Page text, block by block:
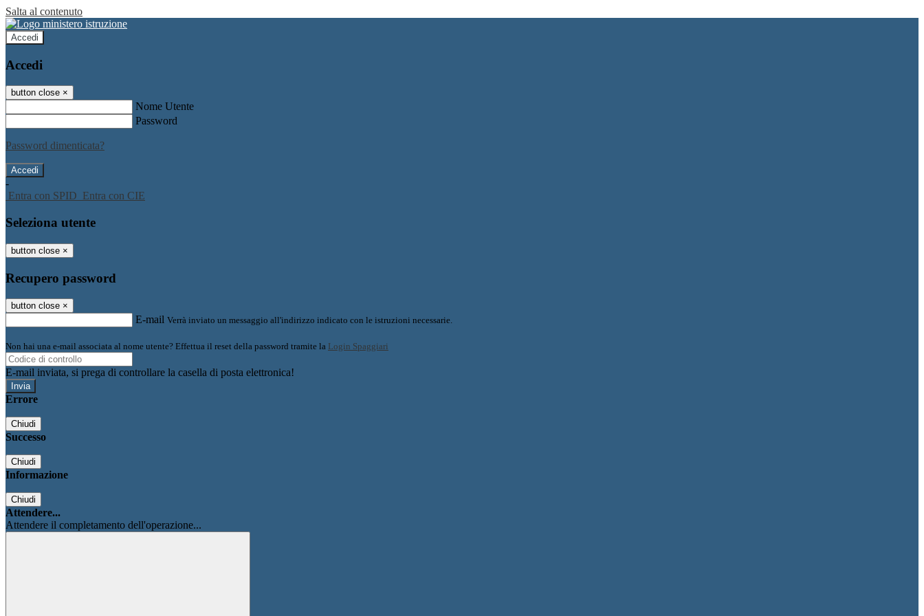
Salta al contenuto
Accedi
Accedi
button close ×
Nome Utente
Password
Password dimenticata?
-
Entra con SPID Entra con CIE
Seleziona utente
button close ×
Recupero password
button close ×
E-mail Verrà inviato un messaggio all'indirizzo indicato con le istruzioni necessarie.
Non hai una e-mail associata al nome utente? Effettua il reset della password tramite la Login Spaggiari
E-mail inviata, si prega di controllare la casella di posta elettronica!
Errore
Chiudi
Successo
Chiudi
Informazione
Chiudi
Attendere...
Attendere il completamento dell'operazione...